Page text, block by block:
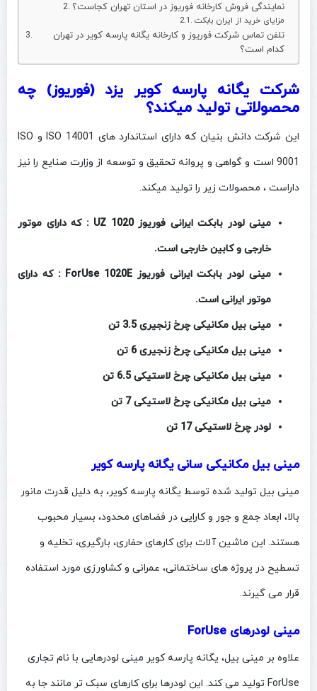
نمایندگی فروش کارخانه فوریوز در استان تهران کجاست؟
مزایای خرید از ایران بابکت
تلفن تماس شرکت فوریوز و کارخانه یگانه پارسه کویر در تهران
کدام است؟
شرکت یگانه پارسه کویر یزد (فوریوز) چه
محصولاتی تولید میکند؟
این شرکت دانش بنیان که دارای استاندارد های ISO 14001 و ISO
9001 است و گواهی و پروانه تحقیق و توسعه از وزارت صنایع را نیز
داراست ، محصولات زیر را تولید میکند.
مینی لودر بابکت ایرانی فوریوز UZ 1020 : که دارای موتور
خارجی و کابین خارجی است.
مینی لودر بابکت ایرانی فوریوز ForUse 1020E : که دارای
موتور ایرانی است.
مینی بیل مکانیکی چرخ زنجیری 3.5 تن
مینی بیل مکانیکی چرخ زنجیری 6 تن
مینی بیل مکانیکی چرخ لاستیکی 6.5 تن
مینی بیل مکانیکی چرخ لاستیکی 7 تن
لودر چرخ لاستیکی 17 تن
مینی بیل‌ مکانیکی سانی یگانه پارسه کویر
مینی بیل‌ تولید شده توسط یگانه پارسه کویر، به دلیل قدرت مانور
بالا، ابعاد جمع و جور و کارایی در فضاهای محدود، بسیار محبوب
هستند. این ماشین‌ آلات برای کارهای حفاری، بارگیری، تخلیه و
تسطیح در پروژه‌ های ساختمانی، عمرانی و کشاورزی مورد استفاده
قرار می‌ گیرند.
مینی لودرهای ForUse
علاوه بر مینی بیل‌، یگانه پارسه کویر مینی لودرهایی با نام تجاری
ForUse تولید می‌ کند. این لودرها برای کارهای سبک‌ تر مانند جا به‌